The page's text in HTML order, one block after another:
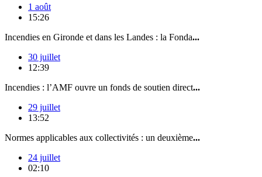
1 août
15:26
Incendies en Gironde et dans les Landes : la Fonda...
30 juillet
12:39
Incendies : l’AMF ouvre un fonds de soutien direct...
29 juillet
13:52
Normes applicables aux collectivités : un deuxième...
24 juillet
02:10